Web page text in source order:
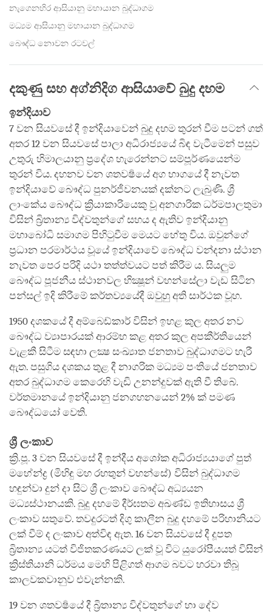
නැගෙනහිර ආසියානු මහායාන බුද්ධාගම
මධ්‍යම ආසියානු මහායාන බුද්ධාගම
බෞද්ධ නොවන රටවල්
දකුණු සහ අග්නිදිග ආසියාවේ බුදු දහම
ඉන්දියාව
7 වන සියවසේ දී ඉන්දියාවෙන් බුදු දහම තුරන් වීම පටන් ගත්
අතර 12 වන සියවසේ පාලා අධිරාජ්‍යයේ බිඳ වැටීමෙන් පසුව
උතුරු හිමාලයානු ප්‍රදේශ හැරෙන්නට සම්පූර්ණයෙන්ම
තුරන් විය. දහනව වන ශතවර්‍ෂයේ අග භාගයේ දී නැවත
ඉන්දියාවේ බෞද්ධ පුනර්ජීවනයක් දක්නට ලැබුණි. ශ්‍රී
ලාංකේය බෞද්ධ ක්‍රියාකාරියෙකු වූ අනගාරික ධර්මපාලතුමා
විසින් බ්‍රිතාන්‍ය විද්වතුන්ගේ සහය ද ඇතිව ඉන්දියානු
මහාබෝධි සමාගම පිහිටුවීම මෙයට හේතු විය. ඔවුන්ගේ
ප්‍රධාන පරමාර්ථය වූයේ ඉන්දියාවේ බෞද්ධ වන්දනා ස්ථාන
නැවත පෙර පරිදි යථා තත්ත්වයට පත් කිරීම ය. සියලුම
බෞද්ධ පූජනීය ස්ථානවල භික්‍ෂූන් වහන්සේලා වැඩ සිටින
පන්සල් ඉදි කිරීමේ කර්තව්‍යයේදී ඔවුහු අති සාර්ථක වූහ.
1950 දශකයේ දී අම්බෙඩ්කාර් විසින් ඉහළ කුල අතර නව
බෞද්ධ ව්‍යාපාරයක් ආරම්භ කළ අතර කුල අපකීර්තියෙන්
වැළකී සිටීම සඳහා ලක්‍ෂ සංඛ්‍යාත ජනතාව බුද්ධාගමට හැරී
ඇත. පසුගිය දශකය තුළ දී නාගරික මධ්‍යම පංතියේ ජනතාව
අතර බුද්ධාගම කෙරෙහි වැඩි උනන්දුවක් ඇති වී තිබේ.
වර්තමානයේ ඉන්දියානු ජනගහනයෙන් 2% ක් පමණ
බෞද්ධයෝ වෙති.
ශ්‍රී ලංකාව
ක්‍රි.පූ. 3 වන සියවසේ දී ඉන්දීය අශෝක අධිරාජ්‍යයාගේ පුත්
මහේන්ද්‍ර (මිහිඳු මහ රහතුන් වහන්සේ) විසින් බුද්ධාගම
හඳුන්වා දුන් දා සිට ශ්‍රී ලංකාව බෞද්ධ අධ්‍යයන
මධ්‍යස්ථානයකි. බුදු දහමේ දීර්ඝතම අඛණ්ඩ ඉතිහාසය ශ්‍රී
ලංකාව සතුවේ. තවදුරටත් දිගු කාලීන බුදු දහමේ පරිහානියට
ලක් වීම් ද ලංකාව අත්විඳ ඇත. 16 වන සියවසේ දී දූපත
බ්‍රිතාන්‍ය යටත් විජිතකරණයට ලක් වූ විට යුරෝපීයයත් විසින්
ක්‍රිස්තියානි ධර්මය මෙහි පිළිගත් ආගම බවට හරවා තිබූ
කාලවකවානුව එවැන්නකි.
19 වන ශතවර්‍ෂයේ දී බ්‍රිතාන්‍ය විද්වතුන්ගේ හා දේව